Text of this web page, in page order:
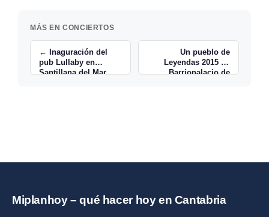
MÁS EN CONCIERTOS
← Inaguración del
pub Lullaby en
Santillana del Mar
Un pueblo de
Leyendas 2015 en
Barriopalacio de
Miplanhoy – qué hacer hoy en Cantabria